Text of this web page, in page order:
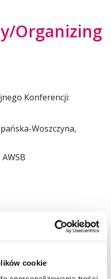
cookie
Organizing
Konferencji:
Woszczyna,